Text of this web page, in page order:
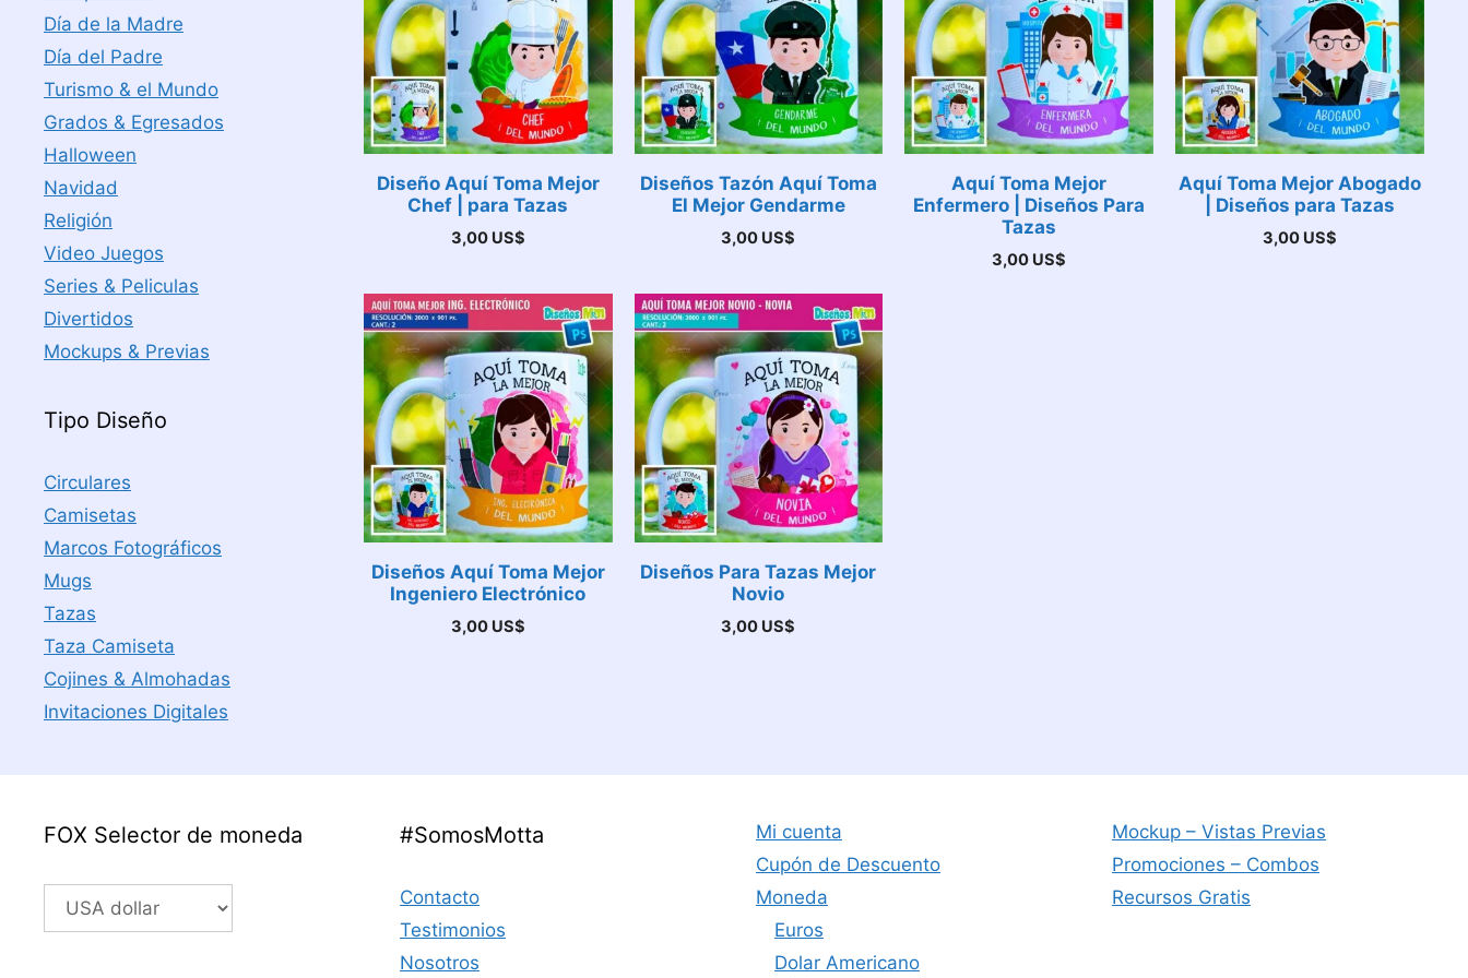
Diseño Aquí Toma Mejor
Chef | para Tazas
3,00 US$
Diseños Tazón Aquí Toma
El Mejor Gendarme
3,00 US$
Aquí Toma Mejor
Enfermero | Diseños Para
Tazas
3,00 US$
Aquí Toma Mejor Abogado
| Diseños para Tazas
3,00 US$
Diseños Aquí Toma Mejor
Ingeniero Electrónico
3,00 US$
Diseños Para Tazas Mejor
Novio
3,00 US$
Día de la Madre
Día del Padre
Turismo & el Mundo
Grados & Egresados
Halloween
Navidad
Religión
Video Juegos
Series & Peliculas
Divertidos
Mockups & Previas
Tipo Diseño
Circulares
Camisetas
Marcos Fotográficos
Mugs
Tazas
Taza Camiseta
Cojines & Almohadas
Invitaciones Digitales
FOX Selector de moneda #SomosMotta
Contacto
Testimonios
Nosotros
Mi cuenta
Cupón de Descuento
Moneda
Euros
Dolar Americano
Mockup – Vistas Previas
Promociones – Combos
Recursos Gratis